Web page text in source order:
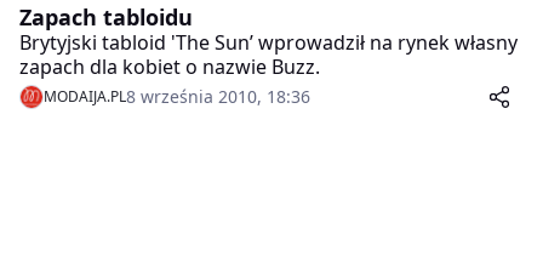
Zapach tabloidu
Brytyjski tabloid 'The Sun’ wprowadził na rynek własny
zapach dla kobiet o nazwie Buzz.
MODAIJA.PL8 września 2010, 18:36